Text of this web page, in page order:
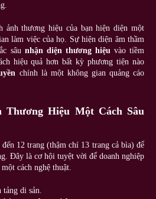
ảnh thương hiệu của bạn hiện diện một
làm việc của họ. Sự hiện diện âm thầm
sâu nhận diện thương hiệuvào tiềm
hiệu quả hơn bất kỳ phương tiện nào
chính là một không gian quảng cáo
Thương Hiệu Một Cách Sâu
12 trang (thậm chí 13 trang cả bìa) để
Đây là cơ hội tuyệt vời để doanh nghiệp
cách nghệ thuật.
di sản.